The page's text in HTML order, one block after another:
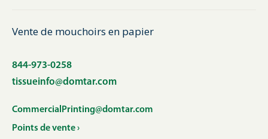
Vente de mouchoirs en papier
844-973-0258
tissueinfo@domtar.com
CommercialPrinting@domtar.com
Points de vente ›